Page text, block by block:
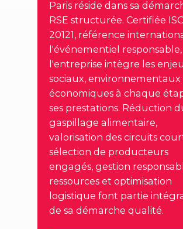
Paris réside dans sa
RSE structurée. Certifiée
20121, référence
l'événementiel responsable,
l'entreprise intègre les
sociaux, environnementaux
économiques à chaque
ses prestations. Réduction
gaspillage alimentaire,
valorisation des circuits
sélection de producteurs
engagés, gestion
ressources et optimisation
logistique font partie
de sa démarche qualité.